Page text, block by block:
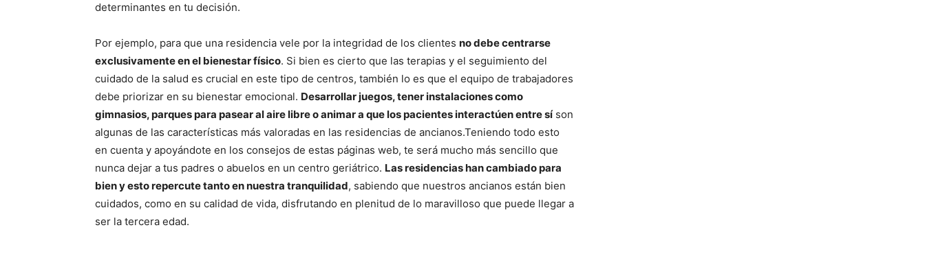
determinantes en tu decisión.
Por ejemplo, para que una residencia vele por la integridad de los clientes no debe centrarse
exclusivamente en el bienestar físico. Si bien es cierto que las terapias y el seguimiento del
cuidado de la salud es crucial en este tipo de centros, también lo es que el equipo de trabajadores
debe priorizar en su bienestar emocional. Desarrollar juegos, tener instalaciones como
gimnasios, parques para pasear al aire libre o animar a que los pacientes interactúen entre síson
algunas de las características más valoradas en las residencias de ancianos.Teniendo todo esto
en cuenta y apoyándote en los consejos de estas páginas web, te será mucho más sencillo que
nunca dejar a tus padres o abuelos en un centro geriátrico. Las residencias han cambiado para
bien y esto repercute tanto en nuestra tranquilidad, sabiendo que nuestros ancianos están bien
cuidados, como en su calidad de vida, disfrutando en plenitud de lo maravilloso que puede llegar a
ser la tercera edad.